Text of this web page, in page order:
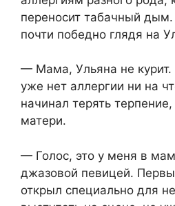
переносит табачный дым.
почти победно глядя на
— Мама, Ульяна не
уже нет аллергии ни на
начинал терять
матери.
— Голос, это у меня в
джазовой певицей.
открыл специально для